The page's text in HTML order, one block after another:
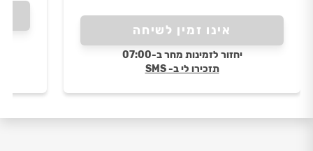
אינו זמין לשיחה
יחזור לזמינות מחר ב-07:00
תזכירו לי ב- SMS